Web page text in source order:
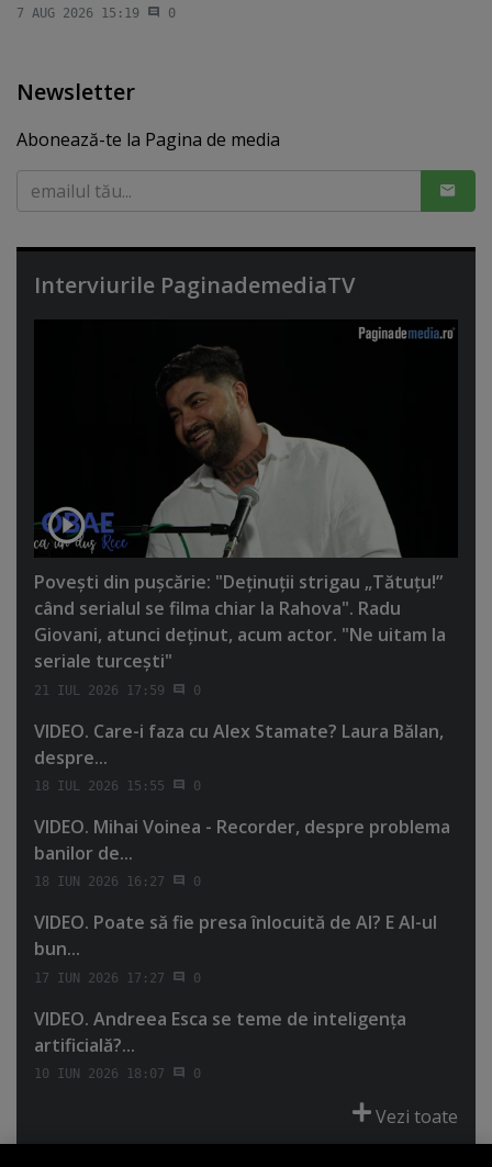
7 AUG 2026 15:19 0
Newsletter
Abonează-te la Pagina de media
Interviurile PaginademediaTV
Poveşti din puşcărie: "Deţinuţii strigau „Tătuţu!”
când serialul se filma chiar la Rahova". Radu
Giovani, atunci deţinut, acum actor. "Ne uitam la
seriale turceşti"
21 IUL 2026 17:59 0
VIDEO. Care-i faza cu Alex Stamate? Laura Bălan,
despre...
18 IUL 2026 15:55 0
VIDEO. Mihai Voinea - Recorder, despre problema
banilor de...
18 IUN 2026 16:27 0
VIDEO. Poate să fie presa înlocuită de AI? E AI-ul
bun...
17 IUN 2026 17:27 0
VIDEO. Andreea Esca se teme de inteligenţa
artificială?...
10 IUN 2026 18:07 0
Vezi toate